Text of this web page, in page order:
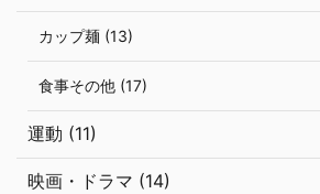
カップ麺 (13)
食事その他 (17)
運動 (11)
映画・ドラマ (14)